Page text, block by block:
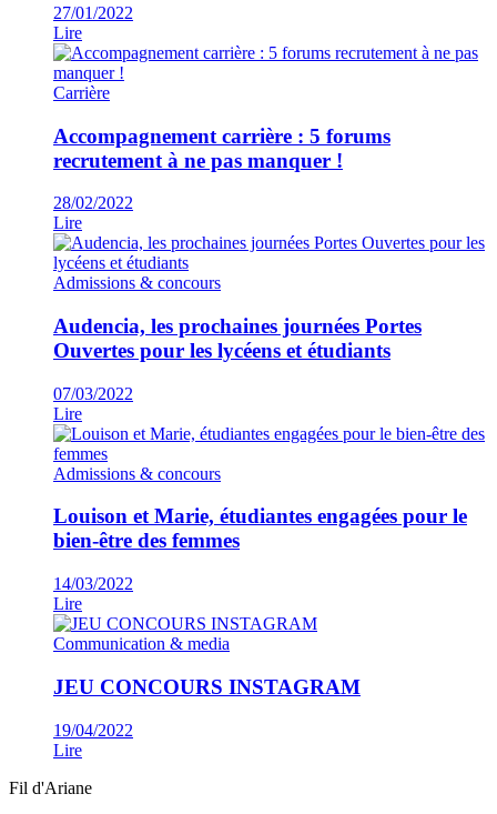
27/01/2022
Lire
Carrière
Accompagnement carrière : 5 forums
recrutement à ne pas manquer !
28/02/2022
Lire
Admissions & concours
Audencia, les prochaines journées Portes
Ouvertes pour les lycéens et étudiants
07/03/2022
Lire
Admissions & concours
Louison et Marie, étudiantes engagées pour le
bien-être des femmes
14/03/2022
Lire
Communication & media
JEU CONCOURS INSTAGRAM
19/04/2022
Lire
Fil d'Ariane